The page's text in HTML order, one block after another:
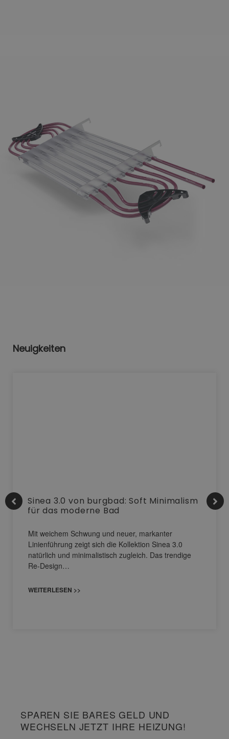
Neuigkeiten
Sinea 3.0 von burgbad: Soft Minimalism
für das moderne Bad
Mit weichem Schwung und neuer, markanter
Linienführung zeigt sich die Kollektion Sinea 3.0
natürlich und minimalistisch zugleich. Das trendige
Re-Design…
WEITERLESEN >>
SPAREN SIE BARES GELD UND
WECHSELN JETZT IHRE HEIZUNG!